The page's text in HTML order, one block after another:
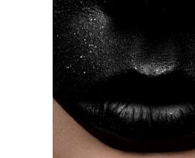
AÑADIR AL